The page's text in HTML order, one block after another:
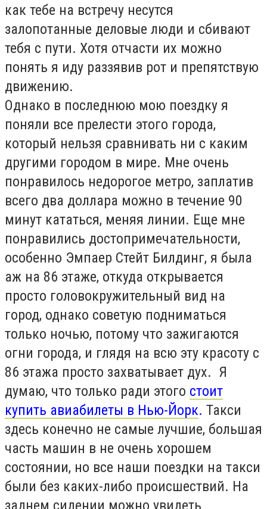
как тебе на встречу несутся
залопотанные деловые люди и сбивают
тебя с пути. Хотя отчасти их можно
понять я иду раззявив рот и препятствую
движению.
Однако в последнюю мою поездку я
поняли все прелести этого города,
который нельзя сравнивать ни с каким
другими городом в мире. Мне очень
понравилось недорогое метро, заплатив
всего два доллара можно в течение 90
минут кататься, меняя линии. Еще мне
понравились достопримечательности,
особенно Эмпаер Стейт Билдинг, я была
аж на 86 этаже, откуда открывается
просто головокружительный вид на
город, однако советую подниматься
только ночью, потому что зажигаются
огни города, и глядя на всю эту красоту с
86 этажа просто захватывает дух. Я
думаю, что только ради этого стоит
купить авиабилеты в Нью-Йорк. Такси
здесь конечно не самые лучшие, большая
часть машин в не очень хорошем
состоянии, но все наши поездки на такси
были без каких-либо происшествий. На
заднем сидении можно увидеть